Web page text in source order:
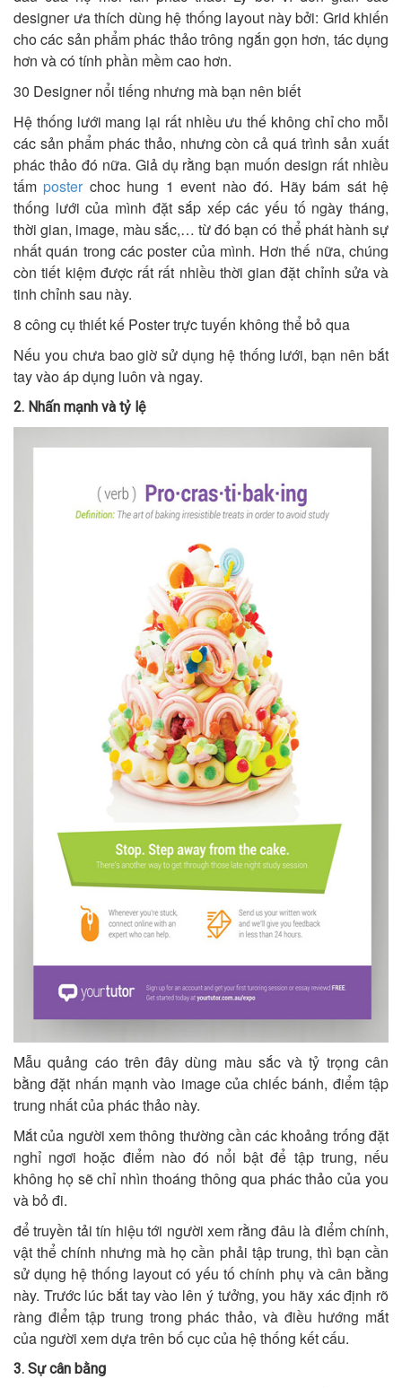
designer ưa thích dùng hệ thống layout này bởi: Grid khiến
cho các sản phẩm phác thảo trông ngắn gọn hơn, tác dụng
hơn và có tính phần mềm cao hơn.
30 Designer nổi tiếng nhưng mà bạn nên biết
Hệ thống lưới mang lại rất nhiều ưu thế không chỉ cho mỗi
các sản phẩm phác thảo, nhưng còn cả quá trình sản xuất
phác thảo đó nữa. Giả dụ rằng bạn muốn design rất nhiều
tấm poster choc hung 1 event nào đó. Hãy bám sát hệ
thống lưới của mình đặt sắp xếp các yếu tố ngày tháng,
thời gian, image, màu sắc,… từ đó bạn có thể phát hành sự
nhất quán trong các poster của mình. Hơn thế nữa, chúng
còn tiết kiệm được rất rất nhiều thời gian đặt chỉnh sửa và
tinh chỉnh sau này.
8 công cụ thiết kế Poster trực tuyến không thể bỏ qua
Nếu you chưa bao giờ sử dụng hệ thống lưới, bạn nên bắt
tay vào áp dụng luôn và ngay.
2. Nhấn mạnh và tỷ lệ
Mẫu quảng cáo trên đây dùng màu sắc và tỷ trọng cân
bằng đặt nhấn mạnh vào image của chiếc bánh, điểm tập
trung nhất của phác thảo này.
Mắt của người xem thông thường cần các khoảng trống đặt
nghỉ ngơi hoặc điểm nào đó nổi bật để tập trung, nếu
không họ sẽ chỉ nhìn thoáng thông qua phác thảo của you
và bỏ đi.
để truyền tải tín hiệu tới người xem rằng đâu là điểm chính,
vật thể chính nhưng mà họ cần phải tập trung, thì bạn cần
sử dụng hệ thống layout có yếu tố chính phụ và cân bằng
này. Trước lúc bắt tay vào lên ý tưởng, you hãy xác định rõ
ràng điểm tập trung trong phác thảo, và điều hướng mắt
của người xem dựa trên bố cục của hệ thống kết cấu.
3. Sự cân bằng